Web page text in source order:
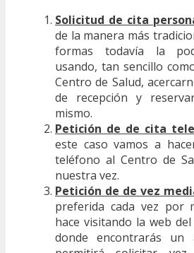
Solicitud de cita
de la manera más
formas todavía la
usando, tan sencillo
Centro de Salud,
de recepción y
mismo.
Petición de de cita
este caso vamos a
teléfono al Centro de
nuestra vez.
Petición de de vez
preferida cada vez por
hace visitando la web del
donde encontrarás un